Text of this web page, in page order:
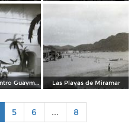
Interior del centro Guaymense Las Playas de Miramar
5 6 ...
8